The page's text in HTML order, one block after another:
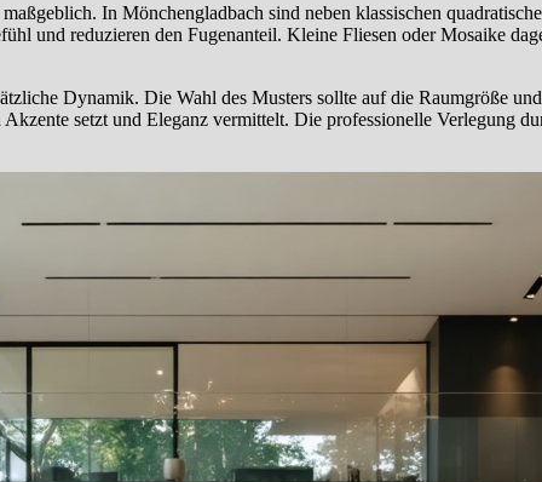
In Mönchengladbach sind neben klassischen
und reduzieren den Fugenanteil. Kleine Fliesen oder Mosaike
Dynamik. Die Wahl des Musters sollte auf die Raumgröße
setzt und Eleganz vermittelt. Die professionelle Verlegung